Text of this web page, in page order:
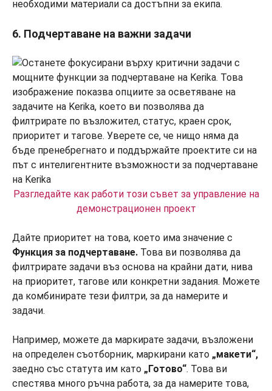
необходими материали са достъпни за екипа.
6. Подчертаване на важни задачи
Разгледайте как работи този съвет за управление на
демонстрационен проект
Дайте приоритет на това, което има значение с
Функция за подчертаване. Това ви позволява да
филтрирате задачи въз основа на крайни дати, нива
на приоритет, тагове или конкретни задания. Можете
да комбинирате тези филтри, за да намерите и
задачи.
Например, можете да маркирате задачи, възложени
на определен съотборник, маркирани като „макети“,
заедно със статута им като „Готово“. Това ви
спестява много ръчна работа, за да намерите това,